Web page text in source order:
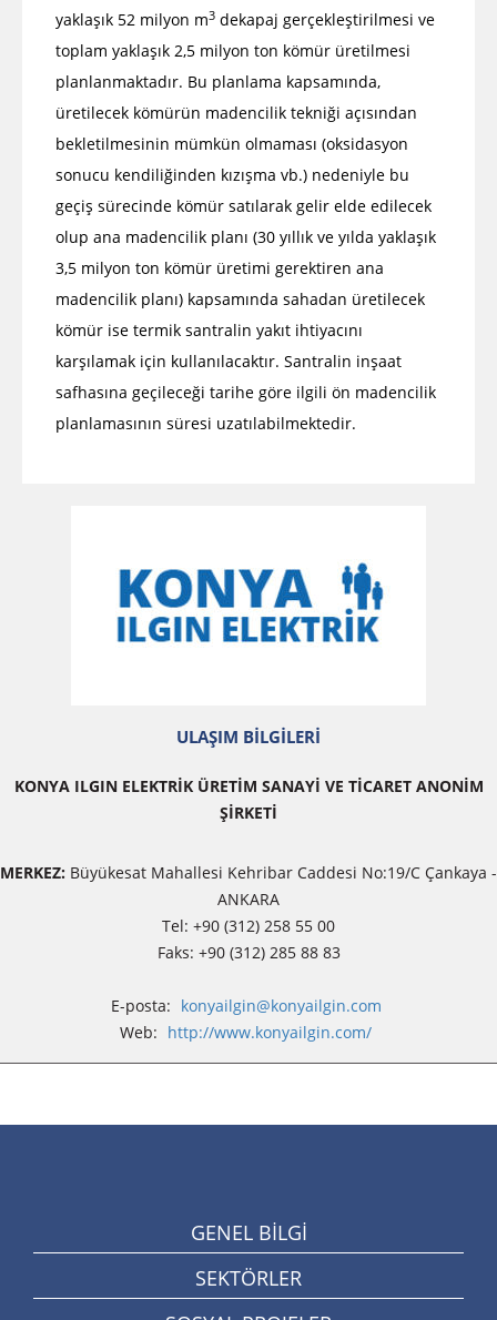
yaklaşık 52 milyon m3 dekapaj gerçekleştirilmesi ve
toplam yaklaşık 2,5 milyon ton kömür üretilmesi
planlanmaktadır. Bu planlama kapsamında,
üretilecek kömürün madencilik tekniği açısından
bekletilmesinin mümkün olmaması (oksidasyon
sonucu kendiliğinden kızışma vb.) nedeniyle bu
geçiş sürecinde kömür satılarak gelir elde edilecek
olup ana madencilik planı (30 yıllık ve yılda yaklaşık
3,5 milyon ton kömür üretimi gerektiren ana
madencilik planı) kapsamında sahadan üretilecek
kömür ise termik santralin yakıt ihtiyacını
karşılamak için kullanılacaktır. Santralin inşaat
safhasına geçileceği tarihe göre ilgili ön madencilik
planlamasının süresi uzatılabilmektedir.
ULAŞIM BİLGİLERİ
KONYA ILGIN ELEKTRİK ÜRETİM SANAYİ VE TİCARET ANONİM
ŞİRKETİ
MERKEZ: Büyükesat Mahallesi Kehribar Caddesi No:19/C Çankaya -
ANKARA
Tel: +90 (312) 258 55 00
Faks: +90 (312) 285 88 83
E-posta: konyailgin@konyailgin.com
Web: http://www.konyailgin.com/
GENEL BİLGİ
SEKTÖRLER